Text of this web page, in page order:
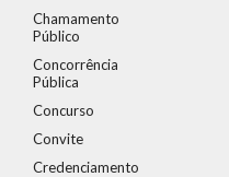
Chamamento
Público
Concorrência
Pública
Concurso
Convite
Credenciamento